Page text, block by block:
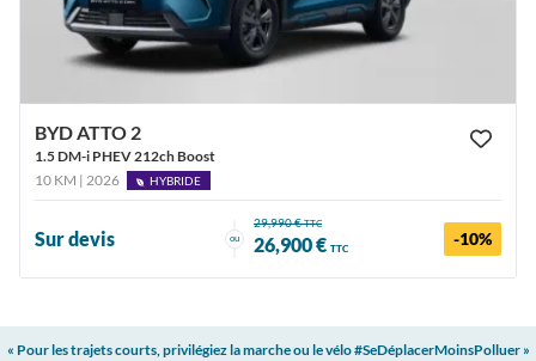
BYD ATTO 2
1.5 DM-i PHEV 212ch Boost
10 KM | 2026
HYBRIDE
Sur devis ou
29,990 €TTC
26,900 € TTC -10%
« Pour les trajets courts, privilégiez la marche ou le vélo #SeDéplacerMoinsPolluer »